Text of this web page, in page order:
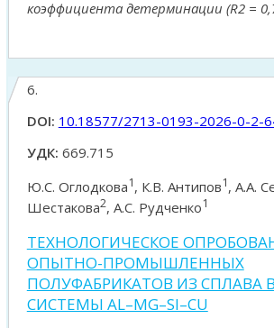
коэффициента детерминации (R2 =
6.
DOI: 10.18577/2713-0193-2026-0-2-
УДК: 669.715
Ю.С. Оглодкова1, К.В. Антипов1, А.А.
Шестакова2, А.С. Рудченко1
ТЕХНОЛОГИЧЕСКОЕ
ОПЫТНО-ПРОМЫШЛЕННЫХ
ПОЛУФАБРИКАТОВ ИЗ СПЛАВА
СИСТЕМЫ AL–MG–SI–CU